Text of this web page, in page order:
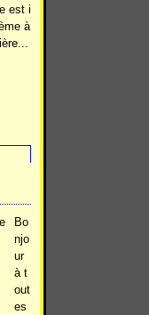
est i
à
Bo
njo
ur
à t
out
es